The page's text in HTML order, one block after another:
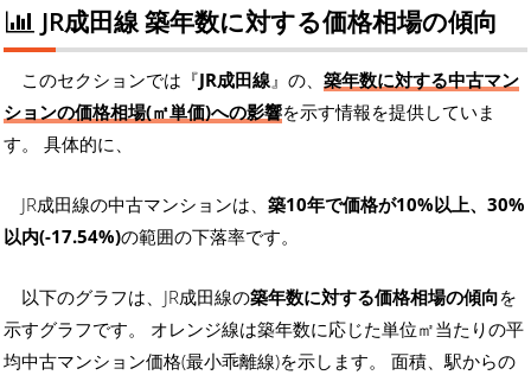
JR成田線 築年数に対する価格相場の傾向
このセクションでは『JR成田線』の、 築年数に対する中古マン
ションの価格相場(㎡単価)への影響を示す情報を提供していま
す。 具体的に、
JR成田線の中古マンションは、 築10年で価格が10%以上、30%
以内(-17.54%)の範囲の下落率です。
以下のグラフは、JR成田線の築年数に対する価格相場の傾向を
示すグラフです。 オレンジ線は築年数に応じた単位㎡当たりの平
均中古マンション価格(最小乖離線)を示します。 面積、駅からの